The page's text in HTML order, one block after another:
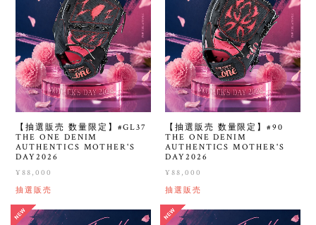
【抽選販売 数量限定】#GL37
THE ONE DENIM
AUTHENTICS MOTHER'S
DAY2026
¥88,000
抽選販売
【抽選販売 数量限定】#90
THE ONE DENIM
AUTHENTICS MOTHER'S
DAY2026
¥88,000
抽選販売